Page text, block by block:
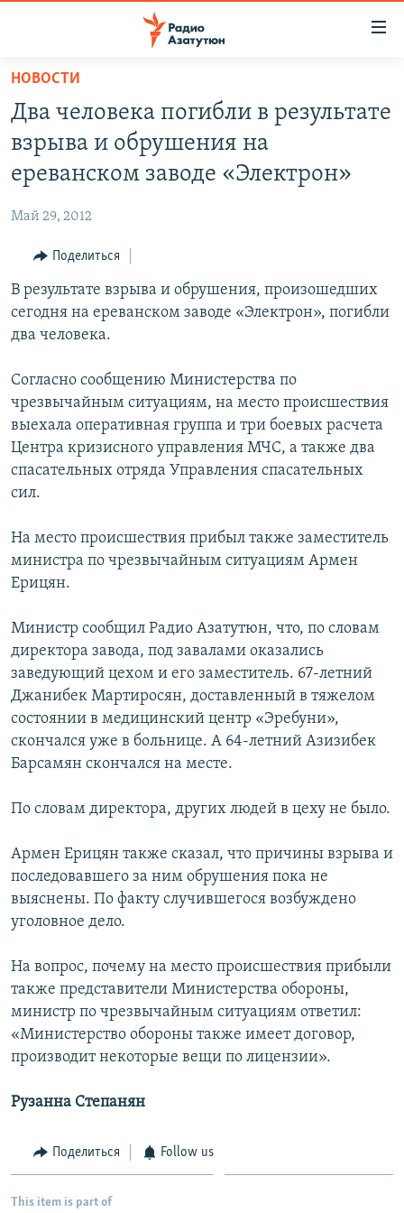
Перейти
основному
содержанию
Перейти
основной
Перейти
поиску
НОВОСТИ
ПОЛИТИКА
ЭКОНОМИКА
РЕГИОН
НАГОРНЫЙ КАРАБАХ
КУЛЬТУРА
АРХИВ
English
Русский
Все сайты Радио Азатутюн
НОВОСТИ
Два человека погибли в результате
взрыва и обрушения на
ереванском заводе «Электрон»
Май 29, 2012
Поделиться
В результате взрыва и обрушения, произошедших
сегодня на ереванском заводе «Электрон», погибли
два человека.
Согласно сообщению Министерства по
чрезвычайным ситуациям, на место происшествия
выехала оперативная группа и три боевых расчета
Центра кризисного управления МЧС, а также два
спасательных отряда Управления спасательных
сил.
На место происшествия прибыл также заместитель
министра по чрезвычайным ситуациям Армен
Ерицян.
Министр сообщил Радио Азатутюн, что, по словам
директора завода, под завалами оказались
заведующий цехом и его заместитель. 67-летний
Джанибек Мартиросян, доставленный в тяжелом
состоянии в медицинский центр «Эребуни»,
скончался уже в больнице. А 64-летний Азизибек
Барсамян скончался на месте.
По словам директора, других людей в цеху не было.
Армен Ерицян также сказал, что причины взрыва и
последовавшего за ним обрушения пока не
выяснены. По факту случившегося возбуждено
уголовное дело.
На вопрос, почему на место происшествия прибыли
также представители Министерства обороны,
министр по чрезвычайным ситуациям ответил:
«Министерство обороны также имеет договор,
производит некоторые вещи по лицензии».
Рузанна Степанян
Поделиться Follow us
This item is part of